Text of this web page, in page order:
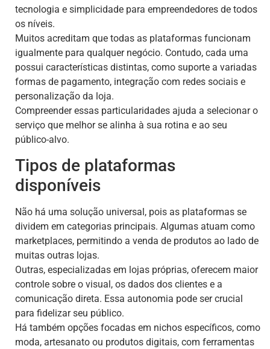
tecnologia e simplicidade para empreendedores de todos
os níveis.
Muitos acreditam que todas as plataformas funcionam
igualmente para qualquer negócio. Contudo, cada uma
possui características distintas, como suporte a variadas
formas de pagamento, integração com redes sociais e
personalização da loja.
Compreender essas particularidades ajuda a selecionar o
serviço que melhor se alinha à sua rotina e ao seu
público-alvo.
Tipos de plataformas
disponíveis
Não há uma solução universal, pois as plataformas se
dividem em categorias principais. Algumas atuam como
marketplaces, permitindo a venda de produtos ao lado de
muitas outras lojas.
Outras, especializadas em lojas próprias, oferecem maior
controle sobre o visual, os dados dos clientes e a
comunicação direta. Essa autonomia pode ser crucial
para fidelizar seu público.
Há também opções focadas em nichos específicos, como
moda, artesanato ou produtos digitais, com ferramentas